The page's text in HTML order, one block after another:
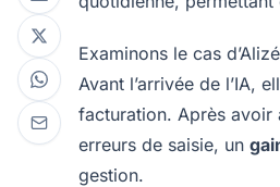
Examinons le cas
Avant l’arrivée de l’IA,
facturation. Après avoir
erreurs de saisie, un
gestion.